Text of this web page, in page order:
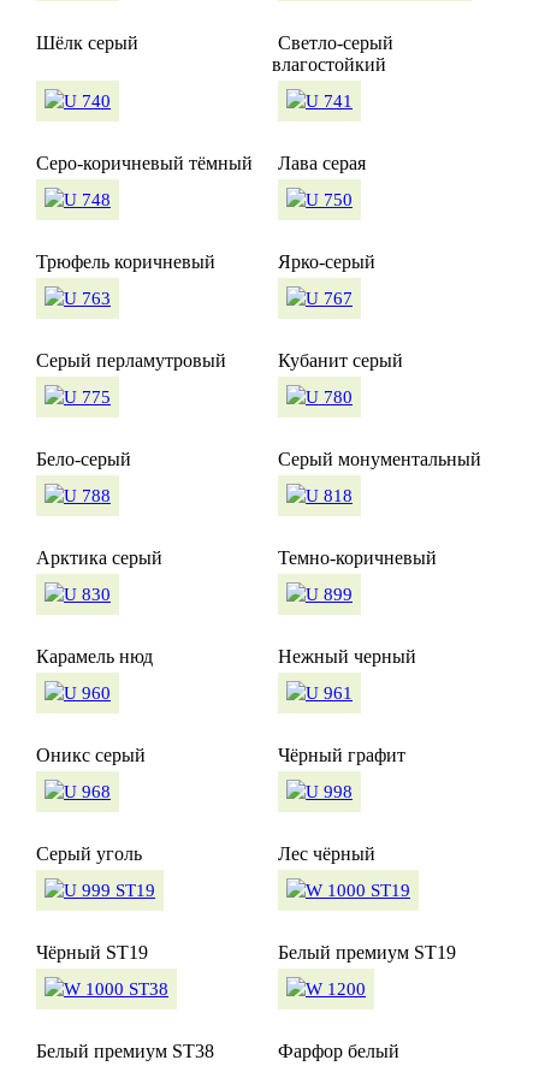
Шёлк серый
Светло-серый
влагостойкий
Серо-коричневый тёмный Лава серая
Трюфель коричневый Ярко-серый
Серый перламутровый Кубанит серый
Бело-серый Серый монументальный
Арктика серый Темно-коричневый
Карамель нюд Нежный черный
Оникс серый Чёрный графит
Серый уголь Лес чёрный
Чёрный ST19 Белый премиум ST19
Белый премиум ST38 Фарфор белый